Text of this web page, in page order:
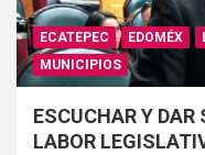
ECATEPEC EDOMÉX
MUNICIPIOS
ESCUCHAR Y
LABOR